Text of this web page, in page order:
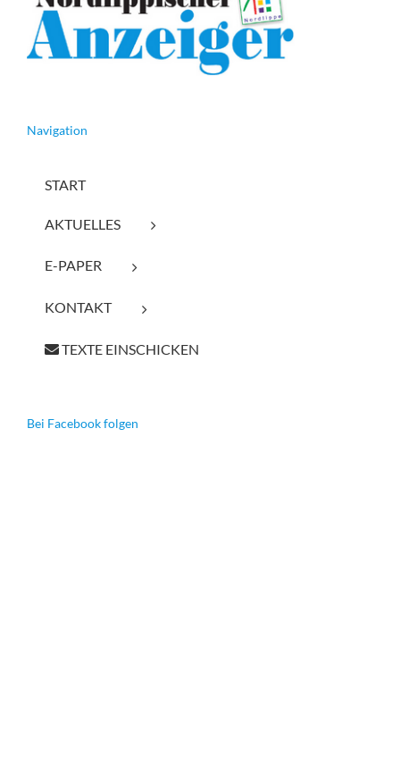
Navigation
START
AKTUELLES
E-PAPER
KONTAKT
TEXTE EINSCHICKEN
Bei Facebook folgen